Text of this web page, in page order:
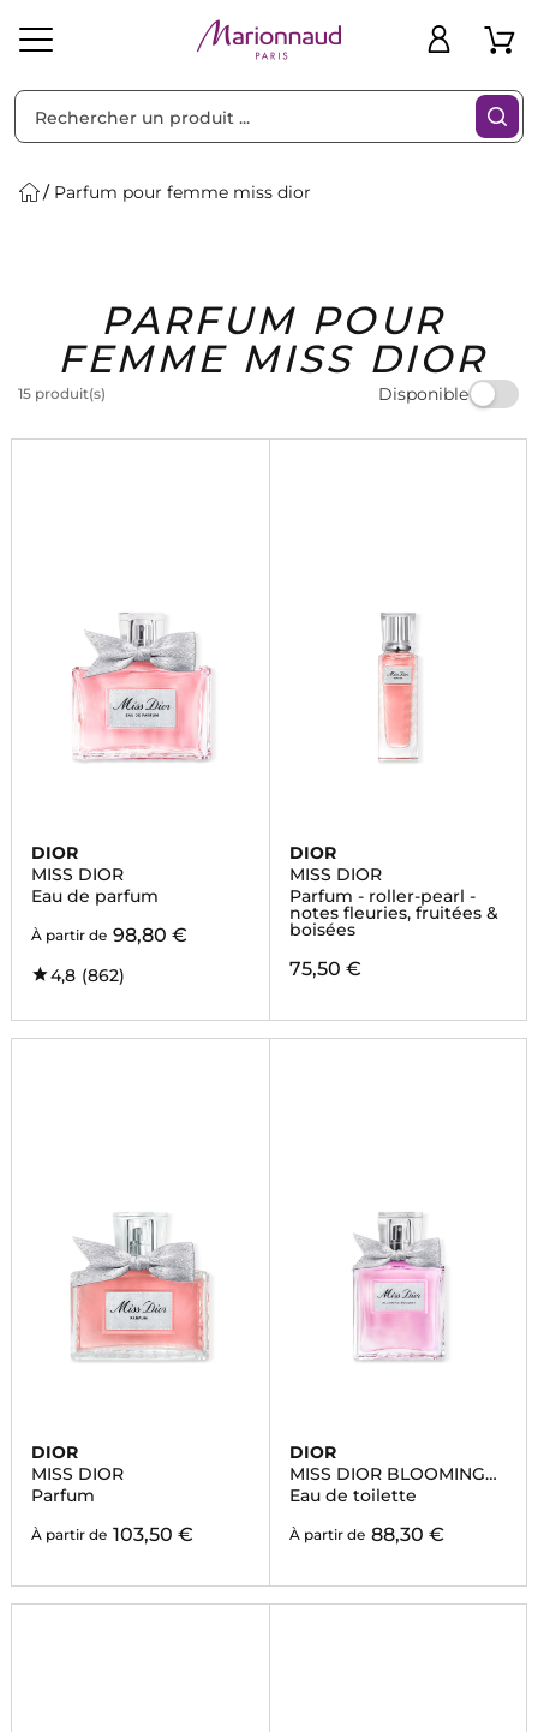
Solaire Homme Marques Idées
Cadeaux
Bons
Plans
Parfum pour femme miss dior
PARFUM POUR
FEMME MISS DIOR
15 produit(s) Disponible
Filtres
DIOR
MISS DIOR
Eau de parfum
À partir de 98,80 €
4,8 (862)
DIOR
MISS DIOR
Parfum - roller-pearl -
notes fleuries, fruitées &
boisées
75,50 €
DIOR
MISS DIOR
Parfum
À partir de 103,50 €
DIOR
MISS DIOR BLOOMING
BOUQUET
Eau de toilette
À partir de 88,30 €